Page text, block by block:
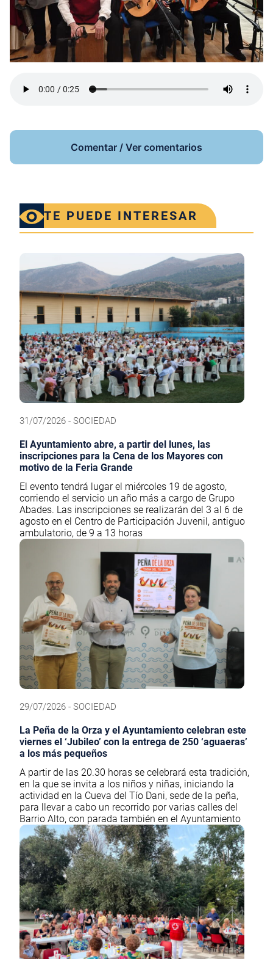
Comentar / Ver comentarios
TE PUEDE INTERESAR
31/07/2026 - SOCIEDAD
El Ayuntamiento abre, a partir del lunes, las
inscripciones para la Cena de los Mayores con
motivo de la Feria Grande
El evento tendrá lugar el miércoles 19 de agosto,
corriendo el servicio un año más a cargo de Grupo
Abades. Las inscripciones se realizarán del 3 al 6 de
agosto en el Centro de Participación Juvenil, antiguo
ambulatorio, de 9 a 13 horas
29/07/2026 - SOCIEDAD
La Peña de la Orza y el Ayuntamiento celebran este
viernes el ‘Jubileo’ con la entrega de 250 ‘aguaeras’
a los más pequeños
A partir de las 20.30 horas se celebrará esta tradición,
en la que se invita a los niños y niñas, iniciando la
actividad en la Cueva del Tío Dani, sede de la peña,
para llevar a cabo un recorrido por varias calles del
Barrio Alto, con parada también en el Ayuntamiento